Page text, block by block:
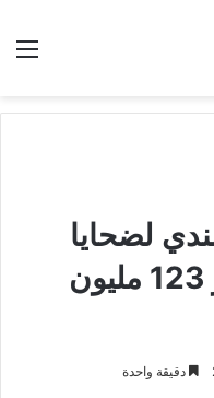
لضحايا
الزلزال تخطت حاجز 123 مليون
دقيقة واحدة